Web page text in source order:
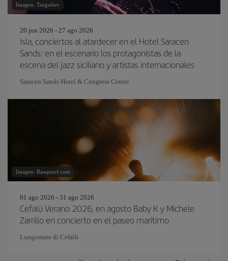
Imagen: Tsuguliev
20 jun 2026 - 27 ago 2026
Isla, conciertos al atardecer en el Hotel Saracen
Sands: en el escenario los protagonistas de la
escena del jazz siciliano y artistas internacionales
Saracen Sands Hotel & Congress Centre
Imagen: Rawpixel.com
01 ago 2026 - 31 ago 2026
Cefalù Verano 2026, en agosto Baby K y Michele
Zarrillo en concierto en el paseo marítimo
Lungomare di Cefalù